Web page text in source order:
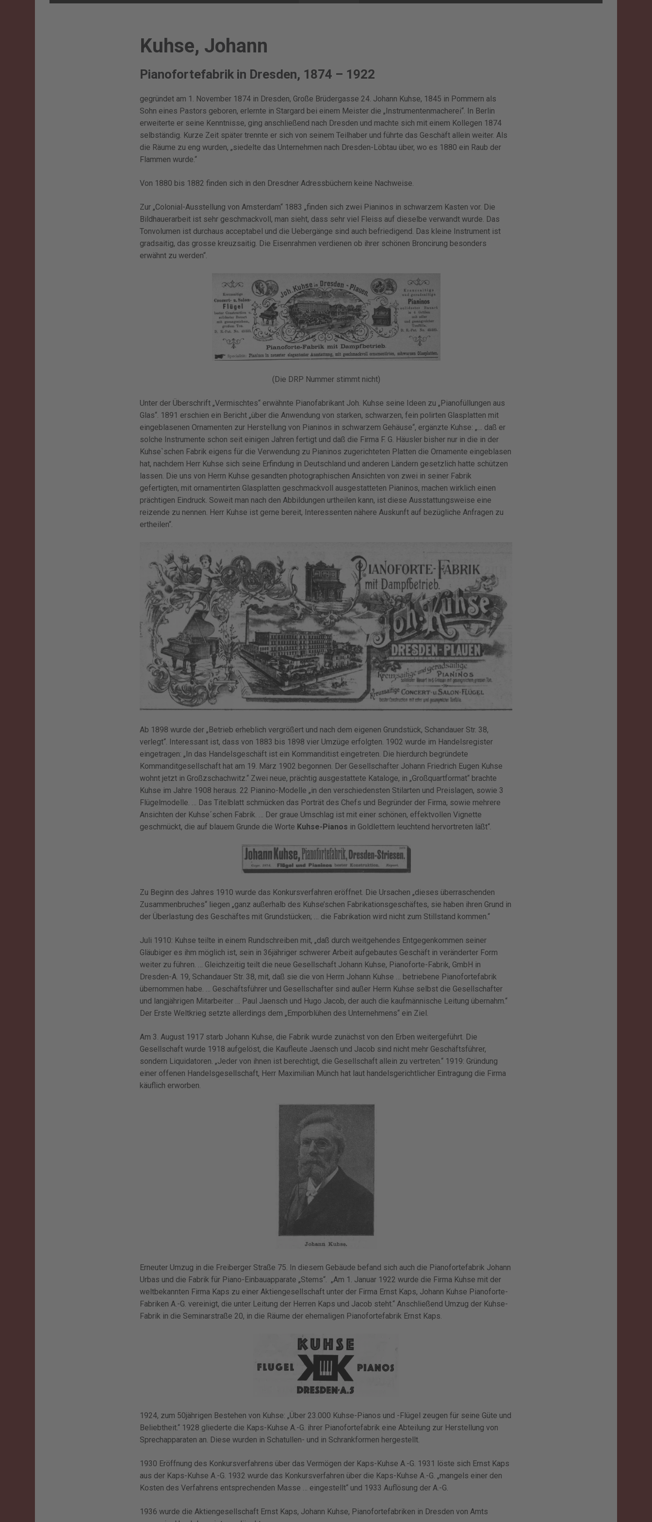
Kuhse, Johann
Pianofortefabrik in Dresden, 1874 – 1922
gegründet am 1. November 1874 in Dresden, Große Brüdergasse 24. Johann Kuhse, 1845 in Pommern als
Sohn eines Pastors geboren, erlernte in Stargard bei einem Meister die „Instrumentenmacherei“. In Berlin
erweiterte er seine Kenntnisse, ging anschließend nach Dresden und machte sich mit einem Kollegen 1874
selbständig. Kurze Zeit später trennte er sich von seinem Teilhaber und führte das Geschäft allein weiter. Als
die Räume zu eng wurden, „siedelte das Unternehmen nach Dresden-Löbtau über, wo es 1880 ein Raub der
Flammen wurde.“
Von 1880 bis 1882 finden sich in den Dresdner Adressbüchern keine Nachweise.
Zur „Colonial-Ausstellung von Amsterdam“ 1883 „finden sich zwei Pianinos in schwarzem Kasten vor. Die
Bildhauerarbeit ist sehr geschmackvoll, man sieht, dass sehr viel Fleiss auf dieselbe verwandt wurde. Das
Tonvolumen ist durchaus acceptabel und die Uebergänge sind auch befriedigend. Das kleine Instrument ist
gradsaitig, das grosse kreuzsaitig. Die Eisenrahmen verdienen ob ihrer schönen Broncirung besonders
erwähnt zu werden“.
(Die DRP Nummer stimmt nicht)
Unter der Überschrift „Vermischtes“ erwähnte Pianofabrikant Joh. Kuhse seine Ideen zu „Pianofüllungen aus
Glas“. 1891 erschien ein Bericht „über die Anwendung von starken, schwarzen, fein polirten Glasplatten mit
eingeblasenen Ornamenten zur Herstellung von Pianinos in schwarzem Gehäuse“, ergänzte Kuhse: „… daß er
solche Instrumente schon seit einigen Jahren fertigt und daß die Firma F. G. Häusler bisher nur in die in der
Kuhse`schen Fabrik eigens für die Verwendung zu Pianinos zugerichteten Platten die Ornamente eingeblasen
hat, nachdem Herr Kuhse sich seine Erfindung in Deutschland und anderen Ländern gesetzlich hatte schützen
lassen. Die uns von Herrn Kuhse gesandten photographischen Ansichten von zwei in seiner Fabrik
gefertigten, mit ornamentirten Glasplatten geschmackvoll ausgestatteten Pianinos, machen wirklich einen
prächtigen Eindruck. Soweit man nach den Abbildungen urtheilen kann, ist diese Ausstattungsweise eine
reizende zu nennen. Herr Kuhse ist gerne bereit, Interessenten nähere Auskunft auf bezügliche Anfragen zu
ertheilen“.
Ab 1898 wurde der „Betrieb erheblich vergrößert und nach dem eigenen Grundstück, Schandauer Str. 38,
verlegt“. Interessant ist, dass von 1883 bis 1898 vier Umzüge erfolgten. 1902 wurde im Handelsregister
eingetragen: „In das Handelsgeschäft ist ein Kommanditist eingetreten. Die hierdurch begründete
Kommanditgesellschaft hat am 19. März 1902 begonnen. Der Gesellschafter Johann Friedrich Eugen Kuhse
wohnt jetzt in Großzschachwitz.“ Zwei neue, prächtig ausgestattete Kataloge, in „Großquartformat“ brachte
Kuhse im Jahre 1908 heraus. 22 Pianino-Modelle „in den verschiedensten Stilarten und Preislagen, sowie 3
Flügelmodelle. … Das Titelblatt schmücken das Porträt des Chefs und Begründer der Firma, sowie mehrere
Ansichten der Kuhse´schen Fabrik. … Der graue Umschlag ist mit einer schönen, effektvollen Vignette
geschmückt, die auf blauem Grunde die Worte Kuhse-Pianos in Goldlettern leuchtend hervortreten läßt“.
Zu Beginn des Jahres 1910 wurde das Konkursverfahren eröffnet. Die Ursachen „dieses überraschenden
Zusammenbruches“ liegen „ganz außerhalb des Kuhse’schen Fabrikationsgeschäftes, sie haben ihren Grund in
der Überlastung des Geschäftes mit Grundstücken; … die Fabrikation wird nicht zum Stillstand kommen.“
Juli 1910: Kuhse teilte in einem Rundschreiben mit, „daß durch weitgehendes Entgegenkommen seiner
Gläubiger es ihm möglich ist, sein in 36jähriger schwerer Arbeit aufgebautes Geschäft in veränderter Form
weiter zu führen. … Gleichzeitig teilt die neue Gesellschaft Johann Kuhse, Pianoforte-Fabrik, GmbH in
Dresden-A. 19, Schandauer Str. 38, mit, daß sie die von Herrn Johann Kuhse … betriebene Pianofortefabrik
übernommen habe. … Geschäftsführer und Gesellschafter sind außer Herrn Kuhse selbst die Gesellschafter
und langjährigen Mitarbeiter … Paul Jaensch und Hugo Jacob, der auch die kaufmännische Leitung übernahm.“
Der Erste Weltkrieg setzte allerdings dem „Emporblühen des Unternehmens“ ein Ziel.
Am 3. August 1917 starb Johann Kuhse, die Fabrik wurde zunächst von den Erben weitergeführt. Die
Gesellschaft wurde 1918 aufgelöst, die Kaufleute Jaensch und Jacob sind nicht mehr Geschäftsführer,
sondern Liquidatoren. „Jeder von ihnen ist berechtigt, die Gesellschaft allein zu vertreten.“ 1919: Gründung
einer offenen Handelsgesellschaft, Herr Maximilian Münch hat laut handelsgerichtlicher Eintragung die Firma
käuflich erworben.
Erneuter Umzug in die Freiberger Straße 75. In diesem Gebäude befand sich auch die Pianofortefabrik Johann
Urbas und die Fabrik für Piano-Einbauapparate „Stems“. „Am 1. Januar 1922 wurde die Firma Kuhse mit der
weltbekannten Firma Kaps zu einer Aktiengesellschaft unter der Firma Ernst Kaps, Johann Kuhse Pianoforte-
Fabriken A.-G. vereinigt, die unter Leitung der Herren Kaps und Jacob steht.“ Anschließend Umzug der Kuhse-
Fabrik in die Seminarstraße 20, in die Räume der ehemaligen Pianofortefabrik Ernst Kaps.
1924, zum 50jährigen Bestehen von Kuhse: „Über 23.000 Kuhse-Pianos und -Flügel zeugen für seine Güte und
Beliebtheit.“ 1928 gliederte die Kaps-Kuhse A.-G. ihrer Pianofortefabrik eine Abteilung zur Herstellung von
Sprechapparaten an. Diese wurden in Schatullen- und in Schrankformen hergestellt.
1930 Eröffnung des Konkursverfahrens über das Vermögen der Kaps-Kuhse A.-G. 1931 löste sich Ernst Kaps
aus der Kaps-Kuhse A.-G. 1932 wurde das Konkursverfahren über die Kaps-Kuhse A.-G. „mangels einer den
Kosten des Verfahrens entsprechenden Masse … eingestellt“ und 1933 Auflösung der A.-G.
1936 wurde die Aktiengesellschaft Ernst Kaps, Johann Kuhse, Pianofortefabriken in Dresden von Amts